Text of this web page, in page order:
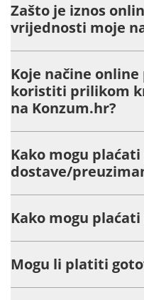
Zašto je iznos
vrijednosti moje
Koje načine
koristiti prilikom
na Konzum.hr?
Kako mogu
dostave/
Kako mogu
Mogu li platiti